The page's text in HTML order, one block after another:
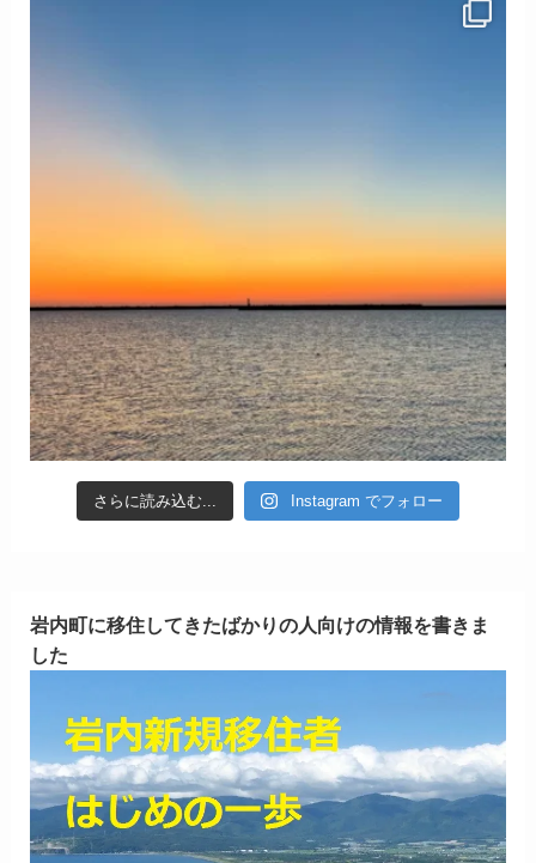
さらに読み込む... Instagram でフォロー
岩内町に移住してきたばかりの人向けの情報を書きま
した